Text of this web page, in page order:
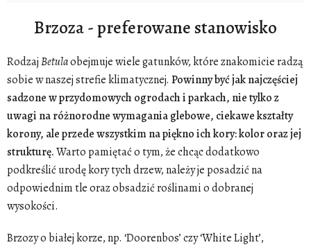
Brzoza - preferowane stanowisko
RodzajBetulaobejmuje wiele gatunków, które znakomicie radzą
sobie w naszej strefie klimatycznej. Powinny być jak najczęściej
sadzone w przydomowych ogrodach i parkach, nie tylko z
uwagi na różnorodne wymagania glebowe, ciekawe kształty
korony, ale przede wszystkim na piękno ich kory: kolor oraz jej
strukturę.Warto pamiętać o tym, że chcąc dodatkowo
podkreślić urodę kory tych drzew, należy je posadzić na
odpowiednim tle oraz obsadzić roślinami o dobranej
wysokości.
Brzozy o białej korze, np. ‘Doorenbos’ czy ‘White Light’,